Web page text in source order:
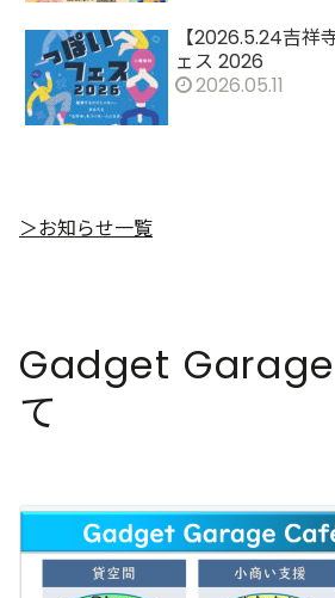
【2026.5.24吉祥
ェス 2026
2026.05.11
＞お知らせ一覧
Gadget
て